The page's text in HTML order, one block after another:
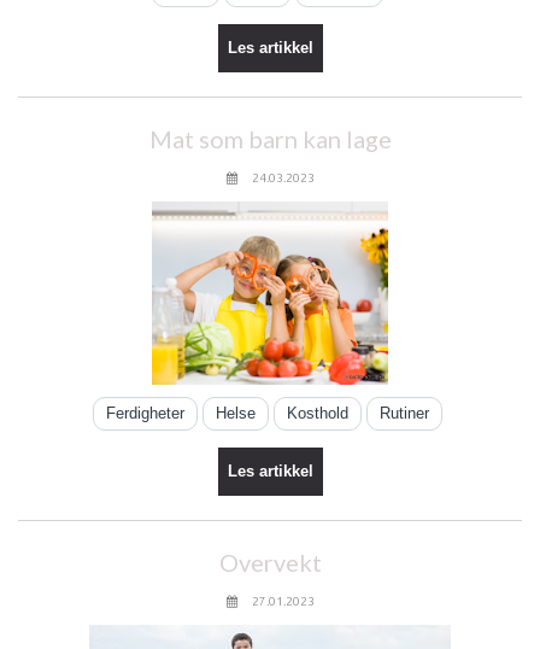
Les artikkel
Mat som barn kan lage
24.03.2023
Ferdigheter Helse Kosthold Rutiner
Les artikkel
Overvekt
27.01.2023